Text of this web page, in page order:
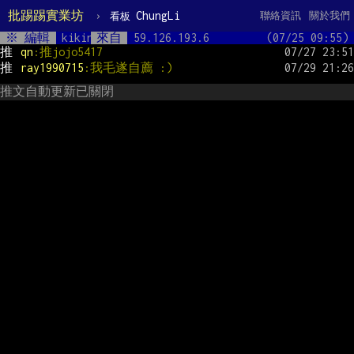
批踢踢實業坊 › 看板 ChungLi 關於我們
聯絡資訊
※ 編輯 kikinkids
來自
59.126.193.6         (07/25 09:55)
推
qn :推jojo5417
推
ray1990715 :我毛遂自薦 :)
推文自動更新已關閉